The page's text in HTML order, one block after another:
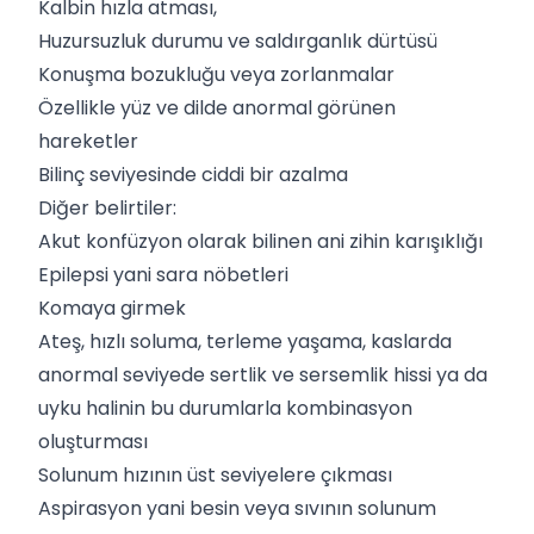
Kalbin hızla atması,
Huzursuzluk durumu ve saldırganlık dürtüsü
Konuşma bozukluğu veya zorlanmalar
Özellikle yüz ve dilde anormal görünen
hareketler
Bilinç seviyesinde ciddi bir azalma
Diğer belirtiler:
Akut konfüzyon olarak bilinen ani zihin karışıklığı
Epilepsi yani sara nöbetleri
Komaya girmek
Ateş, hızlı soluma, terleme yaşama, kaslarda
anormal seviyede sertlik ve sersemlik hissi ya da
uyku halinin bu durumlarla kombinasyon
oluşturması
Solunum hızının üst seviyelere çıkması
Aspirasyon yani besin veya sıvının solunum